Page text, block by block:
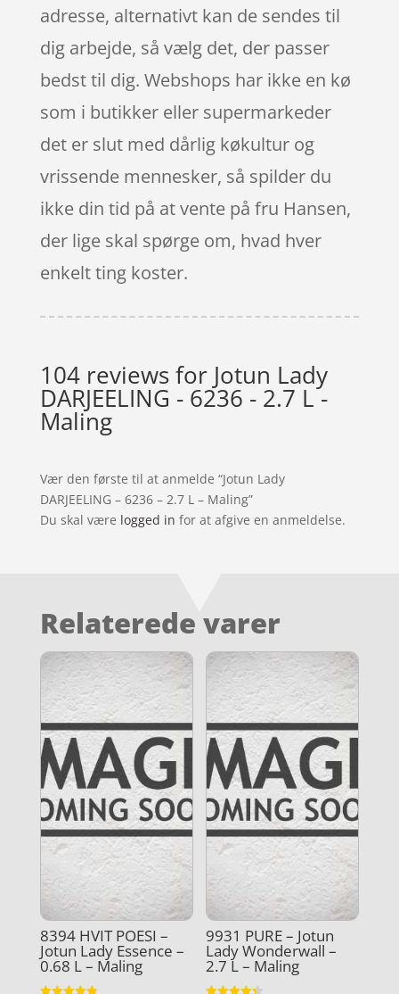
adresse, alternativt kan de sendes til
dig arbejde, så vælg det, der passer
bedst til dig. Webshops har ikke en kø
som i butikker eller supermarkeder
det er slut med dårlig køkultur og
vrissende mennesker, så spilder du
ikke din tid på at vente på fru Hansen,
der lige skal spørge om, hvad hver
enkelt ting koster.
104 reviews for Jotun Lady
DARJEELING - 6236 - 2.7 L -
Maling
Vær den første til at anmelde “Jotun Lady
DARJEELING – 6236 – 2.7 L – Maling”
Du skal være logged in for at afgive en anmeldelse.
Relaterede varer
8394 HVIT POESI –
Jotun Lady Essence –
0.68 L – Maling
9931 PURE – Jotun
Lady Wonderwall –
2.7 L – Maling